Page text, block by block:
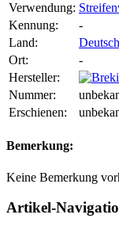
Verwendung:
Kennung:
-
Land:
Ort:
-
Hersteller:
Nummer:
Erschienen:
Bemerkung:
Keine Bemerkung
Artikel-